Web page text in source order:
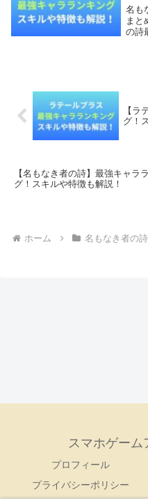
名も
まと
の詩
【ラ
グ！
【名もなき者の詩】最強キャラ
グ！スキルや特徴も解説！
ホーム 名もなき者の詩
スマホゲー
プロフィール
プライバシーポリシー